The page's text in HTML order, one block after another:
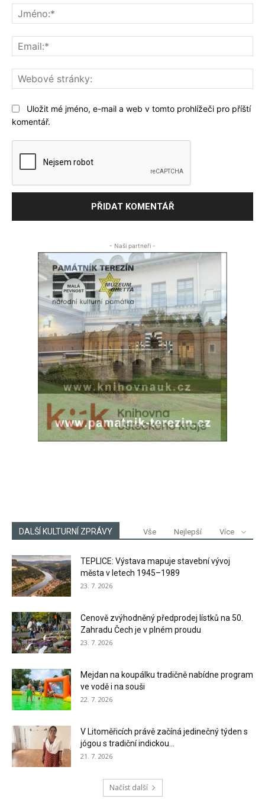
Uložit mé jméno, e-mail a web v tomto prohlížeči pro příští
komentář.
- Naši partneři -
DALŠÍ KULTURNÍ ZPRÁVY Vše Nejlepší Více
TEPLICE: Výstava mapuje stavební vývoj
města v letech 1945–1989
23. 7. 2026
Cenově zvýhodněný předprodej lístků na 50.
Zahradu Čech je v plném proudu
23. 7. 2026
Mejdan na koupálku tradičně nabídne program
ve vodě i na souši
22. 7. 2026
V Litoměřicích právě začíná jedinečný týden s
jógou s tradiční indickou...
21. 7. 2026
Načíst další